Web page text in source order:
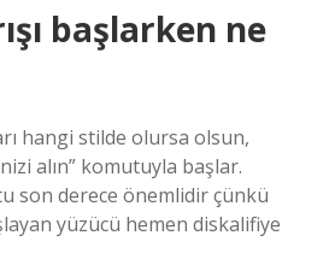
başlarken ne
hangi stilde olursa olsun,
alın” komutuyla başlar.
son derece önemlidir çünkü
yüzücü hemen diskalifiye